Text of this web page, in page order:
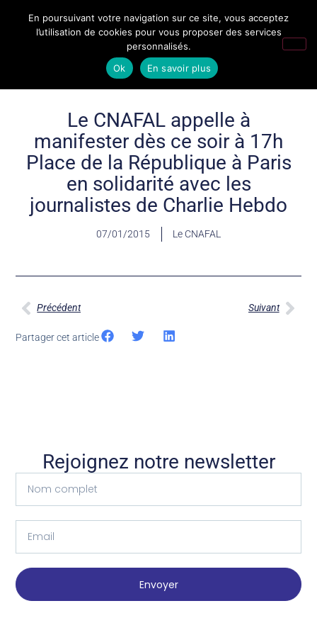
Le CNAFAL appelle à
manifester dès ce soir à 17h
Place de la République à Paris
en solidarité avec les
journalistes de Charlie Hebdo
07/01/2015 Le CNAFAL
Précédent Suivant
Partager cet article
Rejoignez notre newsletter
Envoyer
En poursuivant votre navigation sur ce site, vous acceptez
l’utilisation de cookies pour vous proposer des services
personnalisés.
Ok
En savoir plus